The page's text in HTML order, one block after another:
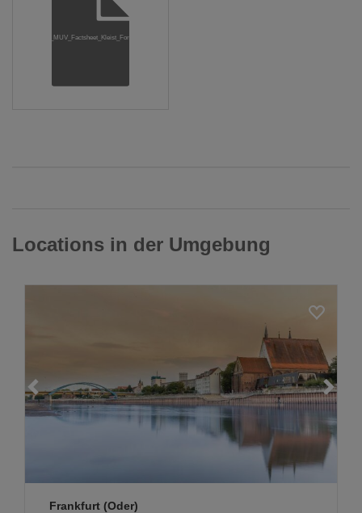
22_MUV_Factsheet_Kleist_Forum.pdf
Locations in der Umgebung
Frankfurt (Oder)